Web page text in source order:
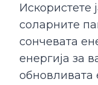
Искористете
соларните
сончевата
енергија за
обновливата